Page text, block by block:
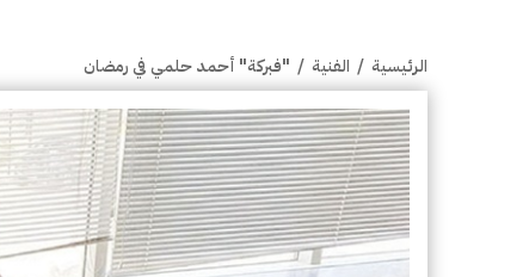
الرئيسية / الفنية / "فبركة" أحمد حلمي في رمضان